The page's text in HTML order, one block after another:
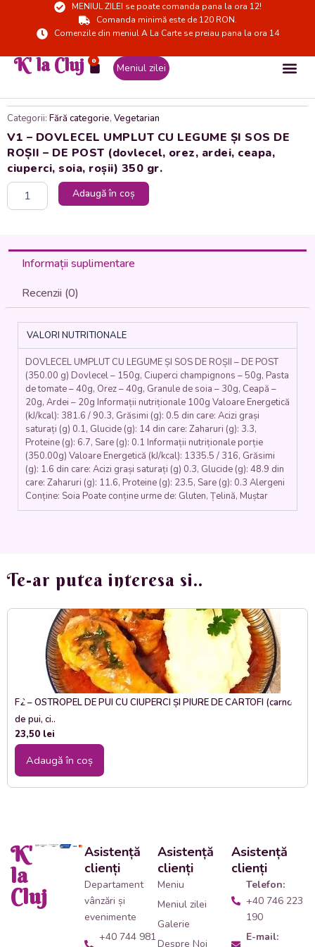
MENIUL ZILEI se poate comanda pana la ora 12!
Comanda minimă este de 120 RON.
Comenzile din meniul A La Carte se preiau pana la ora 14
K' la Cluj 0
Cart Meniul zilei
Categorii: Fără categorie, Vegetarian
V1 – DOVLECEL UMPLUT CU LEGUME ȘI SOS DE
ROȘII – DE POST (dovlecel, orez, ardei, ceapa,
ciuperci, soia, roșii) 350 gr.
Cantitate
SOS
ROȘII
POST
(dovlecel,
orez,
ardei,
ceapa,
ciuperci,
soia,
roșii)
Adaugă în coș
Informații suplimentare
Recenzii (0)
VALORI NUTRITIONALE
DOVLECEL UMPLUT CU LEGUME ȘI SOS DE ROȘII – DE POST
(350.00 g) Dovlecel – 150g, Ciuperci champignons – 50g, Pasta
de tomate – 40g, Orez – 40g, Granule de soia – 30g, Ceapă –
20g, Ardei – 20g Informații nutriționale 100g Valoare Energetică
(kJ/kcal): 381.6 / 90.3, Grăsimi (g): 0.5 din care: Acizi grași
saturați (g) 0.1, Glucide (g): 14 din care: Zaharuri (g): 3.3,
Proteine (g): 6.7, Sare (g): 0.1 Informații nutriționale porție
(350.00g) Valoare Energetică (kJ/kcal): 1335.5 / 316, Grăsimi
(g): 1.6 din care: Acizi grași saturați (g) 0.3, Glucide (g): 48.9 din
care: Zaharuri (g): 11.6, Proteine (g): 23.5, Sare (g): 0.3 Alergeni
Conține: Soia Poate conține urme de: Gluten, Țelină, Muștar
Te-ar putea interesa si..
F2 – OSTROPEL DE PUI CU CIUPERCI ȘI PIURE DE CARTOFI (carne
de pui, ci..
23,50 lei
Adaugă în coș
K'
la
Cluj
Asistență
clienți
Departament
vânzări și
evenimente
+40 744 981
Asistență
clienți
Meniu
Meniul zilei
Galerie
Despre Noi
Asistență
clienți
Telefon:
+40 746 223
190
E-mail: